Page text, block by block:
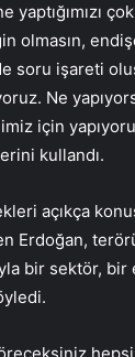
yaptığımızı
olmasın,
soru işareti
Ne
için
kullandı.
açıkça
Erdoğan,
bir sektör, bir